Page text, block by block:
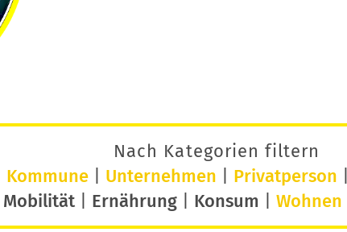
Nach Kategorien filtern
Kommune| Unternehmen Privatperson
Mobilität Ernährung Konsum Wohnen